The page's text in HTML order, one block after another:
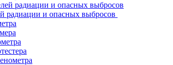
радиации и опасных выбросов